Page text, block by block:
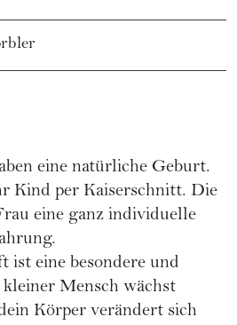
eine natürliche Geburt.
Kind per Kaiserschnitt. Die
eine ganz individuelle
ist eine besondere und
Mensch wächst
Körper verändert sich